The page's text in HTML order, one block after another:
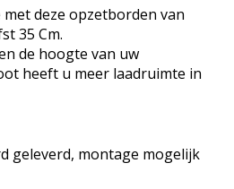
deze opzetborden van
35 Cm.
de hoogte van uw
heeft u meer laadruimte in
geleverd, montage mogelijk